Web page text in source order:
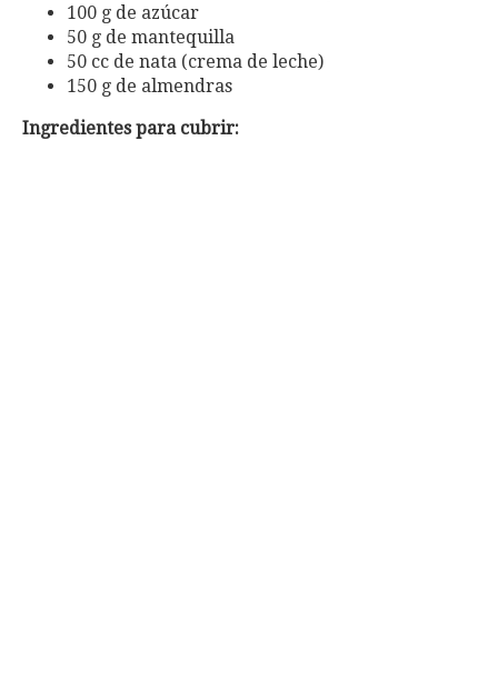
100 g de azúcar
50 g de mantequilla
50 cc de nata (crema de leche)
150 g de almendras
Ingredientes para cubrir: